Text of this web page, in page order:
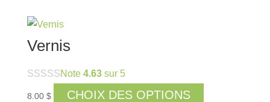
Vernis
Note 4.63sur 5
8.00 $ CHOIX DES OPTIONS